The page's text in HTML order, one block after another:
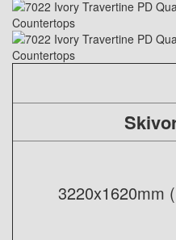
3220x1620mm